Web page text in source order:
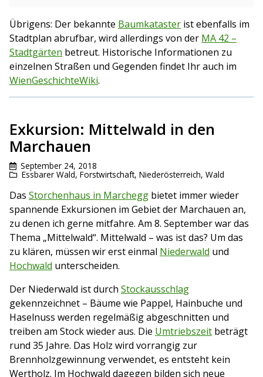
Übrigens: Der bekannte Baumkataster ist ebenfalls im
Stadtplan abrufbar, wird allerdings von der MA 42 –
Stadtgärten betreut. Historische Informationen zu
einzelnen Straßen und Gegenden findet Ihr auch im
WienGeschichteWiki.
Exkursion: Mittelwald in den
Marchauen
September 24, 2018
Essbarer Wald, Forstwirtschaft, Niederösterreich, Wald
Das Storchenhaus in Marchegg bietet immer wieder
spannende Exkursionen im Gebiet der Marchauen an,
zu denen ich gerne mitfahre. Am 8. September war das
Thema „Mittelwald“. Mittelwald – was ist das? Um das
zu klären, müssen wir erst einmal Niederwald und
Hochwald unterscheiden.
Der Niederwald ist durch Stockausschlag
gekennzeichnet – Bäume wie Pappel, Hainbuche und
Haselnuss werden regelmäßig abgeschnitten und
treiben am Stock wieder aus. Die Umtriebszeit beträgt
rund 35 Jahre. Das Holz wird vorrangig zur
Brennholzgewinnung verwendet, es entsteht kein
Wertholz. Im Hochwald dagegen bilden sich neue